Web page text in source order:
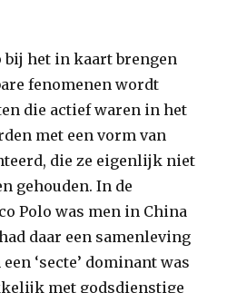
bij het in kaart brengen
fenomenen wordt
die actief waren in het
met een vorm van
die ze eigenlijk niet
gehouden. In de
Polo was men in China
daar een samenleving
‘secte’ dominant was
met godsdienstige